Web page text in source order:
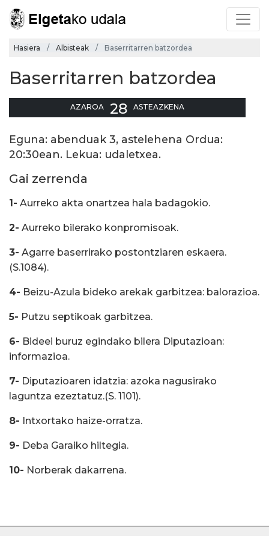
Hasiera Albisteak Baserritarren batzordea
Baserritarren batzordea
AZAROA 28 ASTEAZKENA
Eguna: abenduak 3, astelehena Ordua:
20:30ean. Lekua: udaletxea.
Gai zerrenda
1- Aurreko akta onartzea hala badagokio.
2- Aurreko bilerako konpromisoak.
3- Agarre baserrirako postontziaren eskaera.
(S.1084).
4- Beizu-Azula bideko arekak garbitzea: balorazioa.
5- Putzu septikoak garbitzea.
6- Bideei buruz egindako bilera Diputazioan:
informazioa.
7- Diputazioaren idatzia: azoka nagusirako
laguntza ezeztatuz.(S. 1101).
8- Intxortako haize-orratza.
9- Deba Garaiko hiltegia.
10- Norberak dakarrena.